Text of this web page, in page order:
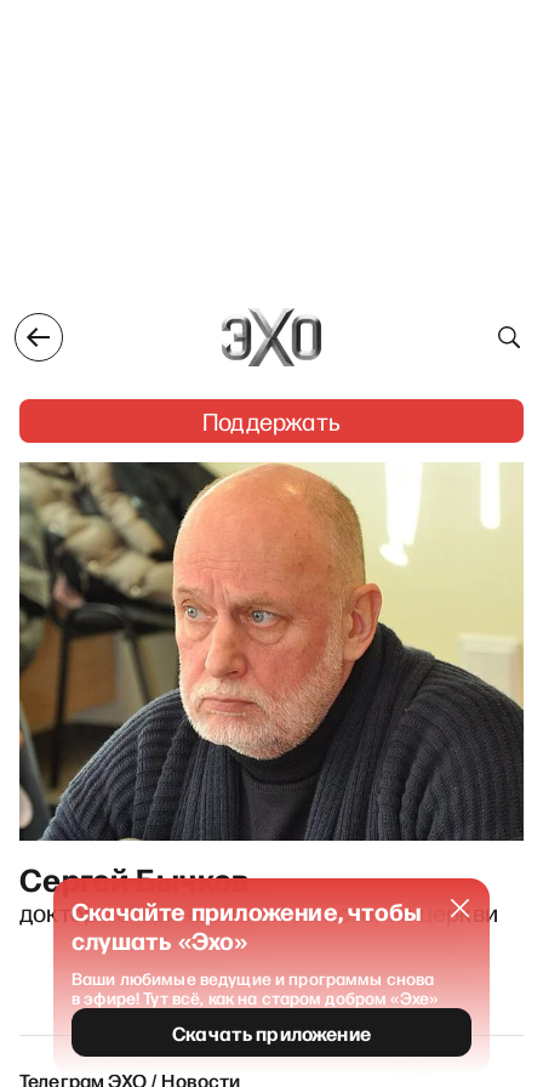
Поддержать
Сергей Бычков
доктор исторических наук, историк церкви
Скачайте приложение, чтобы
слушать «Эхо»
Ваши любимые ведущие и программы снова
в эфире! Тут всё, как на старом добром «Эхе»
Скачать приложение
Телеграм ЭХО / Новости